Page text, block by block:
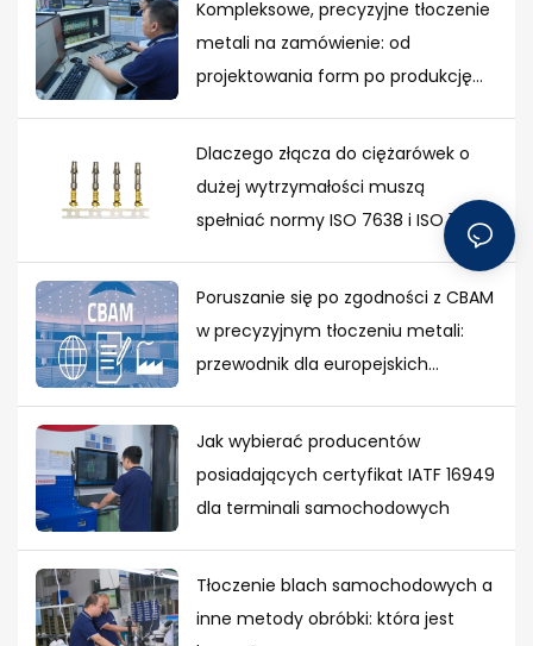
Kompleksowe, precyzyjne tłoczenie
metali na zamówienie: od
projektowania form po produkcję
Dlaczego złącza do ciężarówek o
dużej wytrzymałości muszą
spełniać normy ISO 7638 i ISO 12098
Poruszanie się po zgodności z CBAM
w precyzyjnym tłoczeniu metali:
przewodnik dla europejskich
Jak wybierać producentów
posiadających certyfikat IATF 16949
dla terminali samochodowych
Tłoczenie blach samochodowych a
inne metody obróbki: która jest